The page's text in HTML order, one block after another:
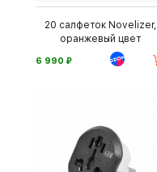
20 салфеток Novelizer,
оранжевый цвет
6 990 ⃏